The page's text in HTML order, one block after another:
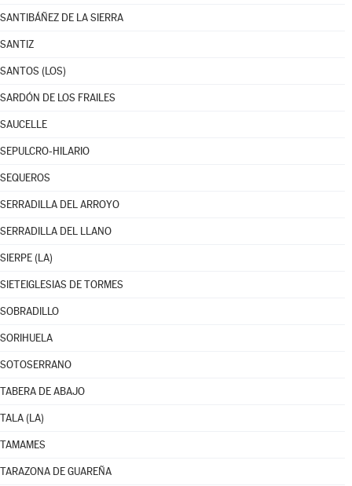
SANTIBÁÑEZ DE LA SIERRA
SANTIZ
SANTOS (LOS)
SARDÓN DE LOS FRAILES
SAUCELLE
SEPULCRO-HILARIO
SEQUEROS
SERRADILLA DEL ARROYO
SERRADILLA DEL LLANO
SIERPE (LA)
SIETEIGLESIAS DE TORMES
SOBRADILLO
SORIHUELA
SOTOSERRANO
TABERA DE ABAJO
TALA (LA)
TAMAMES
TARAZONA DE GUAREÑA